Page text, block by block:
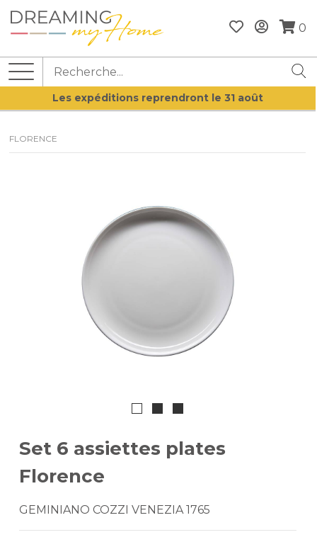
0
Les expéditions reprendront le 31 août
FLORENCE
Set 6 assiettes plates
Florence
GEMINIANO COZZI VENEZIA 1765